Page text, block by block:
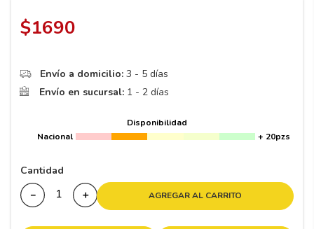
$1690
Envío a domicilio: 3 - 5 días
Envío en sucursal: 1 - 2 días
Disponibilidad
Nacional
+ 20pzs
Cantidad
＋
－ AGREGAR AL CARRITO
10.
265